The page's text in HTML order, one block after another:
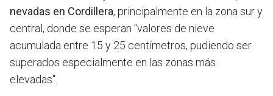
nevadas en Cordillera, principalmente en la zona sur y
central, donde se esperan "valores de nieve
acumulada entre 15 y 25 centímetros, pudiendo ser
superados especialmente en las zonas más
elevadas".